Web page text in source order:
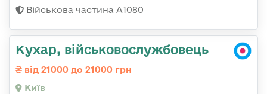
Військова частина А1080
Кухар, військовослужбовець
від 21000 до 21000 грн
Київ